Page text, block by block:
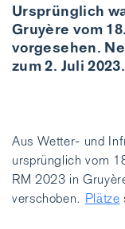
Ursprünglich
Gruyère vom
vorgesehen.
zum 2. Juli 2023.
Aus Wetter- und
ursprünglich vom
RM 2023 in
verschoben. Plätze